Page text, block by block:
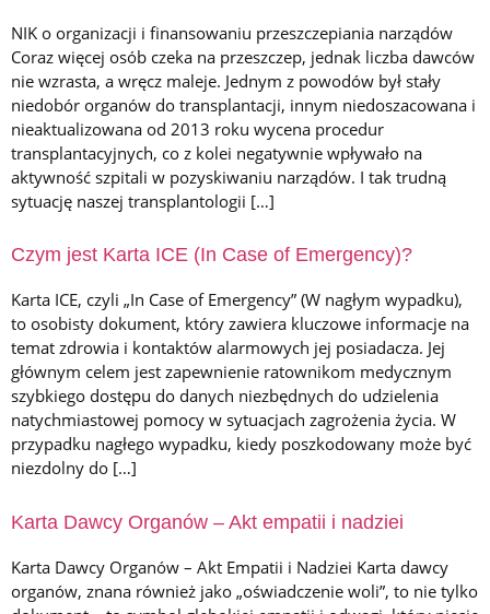
NIK o organizacji i finansowaniu przeszczepiania narządów
Coraz więcej osób czeka na przeszczep, jednak liczba dawców
nie wzrasta, a wręcz maleje. Jednym z powodów był stały
niedobór organów do transplantacji, innym niedoszacowana i
nieaktualizowana od 2013 roku wycena procedur
transplantacyjnych, co z kolei negatywnie wpływało na
aktywność szpitali w pozyskiwaniu narządów. I tak trudną
sytuację naszej transplantologii […]
Czym jest Karta ICE (In Case of Emergency)?
Karta ICE, czyli „In Case of Emergency” (W nagłym wypadku),
to osobisty dokument, który zawiera kluczowe informacje na
temat zdrowia i kontaktów alarmowych jej posiadacza. Jej
głównym celem jest zapewnienie ratownikom medycznym
szybkiego dostępu do danych niezbędnych do udzielenia
natychmiastowej pomocy w sytuacjach zagrożenia życia. W
przypadku nagłego wypadku, kiedy poszkodowany może być
niezdolny do […]
Karta Dawcy Organów – Akt empatii i nadziei
Karta Dawcy Organów – Akt Empatii i Nadziei Karta dawcy
organów, znana również jako „oświadczenie woli”, to nie tylko